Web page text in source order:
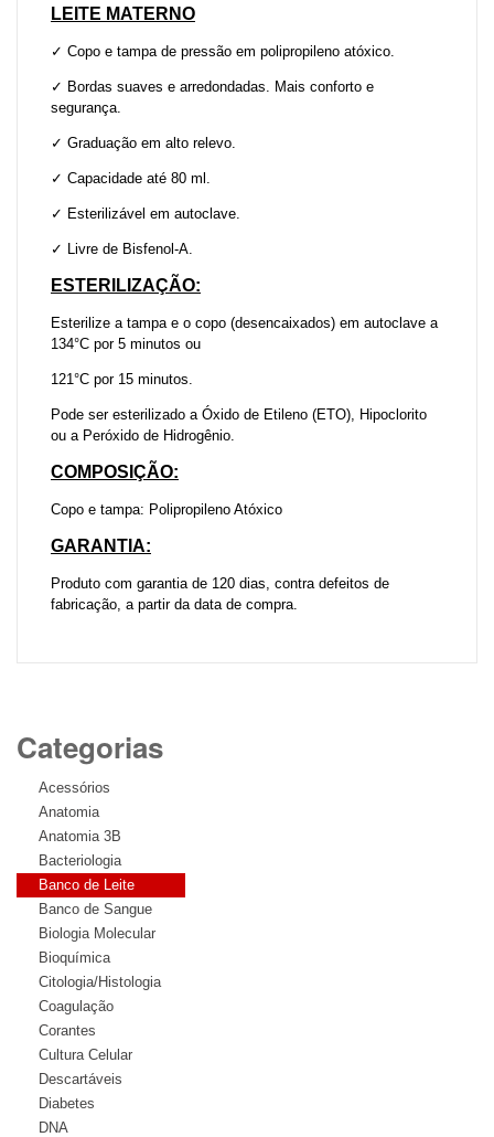
LEITE MATERNO
✓ Copo e tampa de pressão em polipropileno atóxico.
✓ Bordas suaves e arredondadas. Mais conforto e
segurança.
✓ Graduação em alto relevo.
✓ Capacidade até 80 ml.
✓ Esterilizável em autoclave.
✓ Livre de Bisfenol-A.
ESTERILIZAÇÃO:
Esterilize a tampa e o copo (desencaixados) em autoclave a
134°C por 5 minutos ou
121°C por 15 minutos.
Pode ser esterilizado a Óxido de Etileno (ETO), Hipoclorito
ou a Peróxido de Hidrogênio.
COMPOSIÇÃO:
Copo e tampa: Polipropileno Atóxico
GARANTIA:
Produto com garantia de 120 dias, contra defeitos de
fabricação, a partir da data de compra.
Categorias
Acessórios
Anatomia
Anatomia 3B
Bacteriologia
Banco de Leite
Banco de Sangue
Biologia Molecular
Bioquímica
Citologia/Histologia
Coagulação
Corantes
Cultura Celular
Descartáveis
Diabetes
DNA